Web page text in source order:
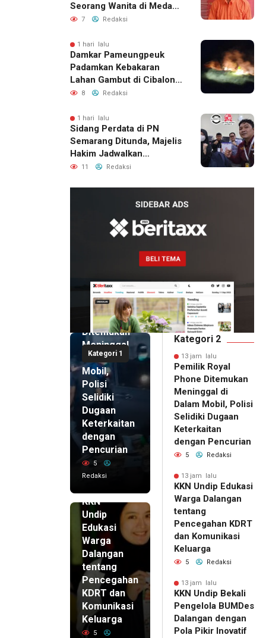
Seorang Wanita di Medan
Ditangkap Polisi
7 Redaksi
1 hari lalu
Damkar Pameungpeuk
Padamkan Kebakaran
Lahan Gambut di Cibalong,
Permukiman Warga
8 Redaksi
1 hari lalu
Sidang Perdata di PN
Semarang Ditunda, Majelis
Hakim Jadwalkan
Pemanggilan Ulang BPR
11 Redaksi
Kategori 1
13 jam lalu
Pemilik
Royal
Phone
Ditemukan
Meninggal
di Dalam
Mobil,
Polisi
Selidiki
Dugaan
Keterkaitan
dengan
Pencurian
5
Redaksi
KKN
Undip
Edukasi
Warga
Dalangan
tentang
Pencegahan
KDRT dan
Komunikasi
Keluarga
5
Kategori 2
13 jam lalu
Pemilik Royal
Phone Ditemukan
Meninggal di
Dalam Mobil, Polisi
Selidiki Dugaan
Keterkaitan
dengan Pencurian
5 Redaksi
13 jam lalu
KKN Undip Edukasi
Warga Dalangan
tentang
Pencegahan KDRT
dan Komunikasi
Keluarga
5 Redaksi
13 jam lalu
KKN Undip Bekali
Pengelola BUMDes
Dalangan dengan
Pola Pikir Inovatif